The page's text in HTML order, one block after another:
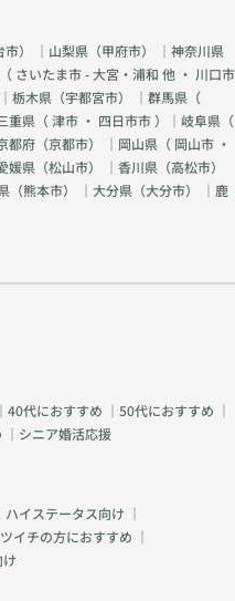
市） ｜山梨県（甲府市） ｜神奈川県
さいたま市 - 大宮・浦和 他 ・ 川口市
栃木県（宇都宮市） ｜群馬県（
重県（津市 ・ 四日市市）｜岐阜県（
都府（京都市） ｜岡山県（ 岡山市 ・
媛県（松山市） ｜香川県（高松市）
（熊本市） ｜大分県（大分市） ｜鹿
｜ 40代におすすめ ｜ 50代におすすめ ｜
｜ シニア婚活応援
ハイステータス向け ｜
イチの方におすすめ ｜